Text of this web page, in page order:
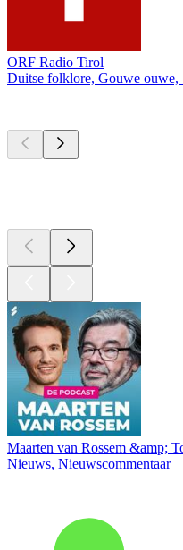
ORF Radio Tirol
Duitse folklore, Gouwe ouwe,
Maarten van Rossem &amp;
Nieuws, Nieuwscommentaar